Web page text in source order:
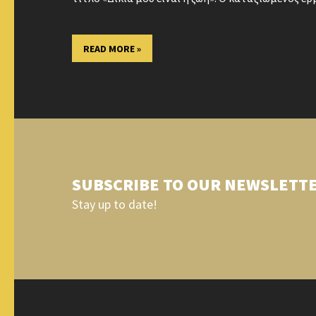
READ MORE »
SUBSCRIBE TO OUR
Stay up to date!